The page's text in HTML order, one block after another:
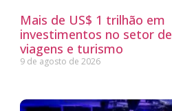
Mais de US$ 1 trilhão em
investimentos no setor de
viagens e turismo
9 de agosto de 2026